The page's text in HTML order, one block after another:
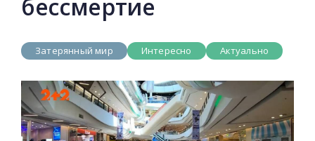
бессмертие
Затерянный мир Интересно Актуально